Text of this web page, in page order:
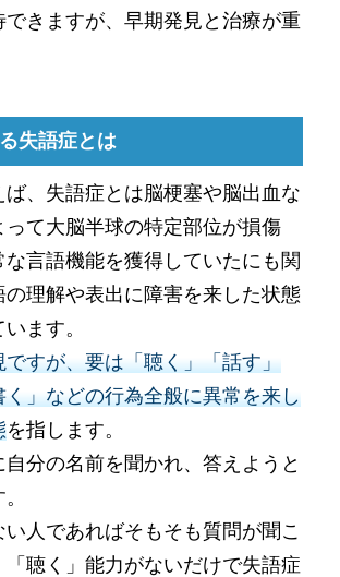
できますが、早期発見と治療が重
失語症とは
ば、失語症とは脳梗塞や脳出血な
って大脳半球の特定部位が損傷
な言語機能を獲得していたにも関
の理解や表出に障害を来した状態
ます。
ですが、要は「聴く」「話す」
く」などの行為全般に異常を来し
を指します。
分の名前を聞かれ、答えようと
人であればそもそも質問が聞こ
「聴く」能力がないだけで失語症